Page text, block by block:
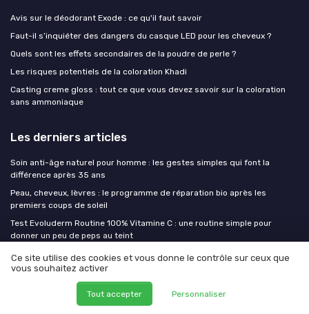
Avis sur le déodorant Exode : ce qu'il faut savoir
Faut-il s’inquiéter des dangers du casque LED pour les cheveux ?
Quels sont les effets secondaires de la poudre de perle ?
Les risques potentiels de la coloration Khadi
Casting creme gloss : tout ce que vous devez savoir sur la coloration
sans ammoniaque
Les derniers articles
Soin anti-âge naturel pour homme : les gestes simples qui font la
différence après 35 ans
Peau, cheveux, lèvres : le programme de réparation bio après les
premiers coups de soleil
Test Evoluderm Routine 100% Vitamine C : une routine simple pour
donner un peu de peps au teint
Test Beurre de karité raffiné Mystic Moments 5 kg : le gros seau pour
tambouilles maison
Test Savon d'Alep 60% olive 40% laurier Natura Germania : un bloc
costaud pour tout faire sous la douche
Ce site utilise des cookies et vous donne le contrôle sur ceux que
vous souhaitez activer
Tout accepter Personnaliser